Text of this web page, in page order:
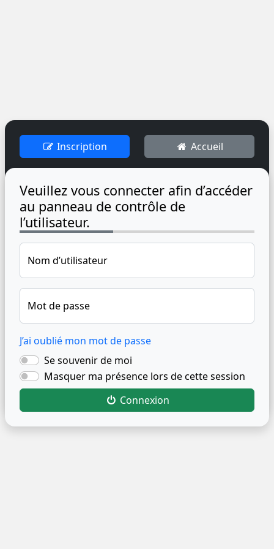
Inscription Accueil
Veuillez vous connecter afin d’accéder
au panneau de contrôle de
l’utilisateur.
Nom d’utilisateur
Mot de passe
J’ai oublié mon mot de passe
Se souvenir de moi
Masquer ma présence lors de cette session
Connexion